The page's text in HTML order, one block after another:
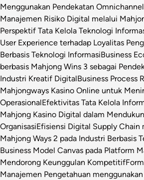
Menggunakan Pendekatan
Manajemen Risiko Digital melalui
Perspektif Tata Kelola Teknologi
User Experience terhadap Loyalitas
Berbasis Teknologi InformasiBusiness
berbasis Mahjong Wins 3 sebagai
Industri Kreatif DigitalBusiness Process
Mahjongways Kasino Online untuk
OperasionalEfektivitas Tata Kelola
Mahjong Kasino Digital dalam
OrganisasiEfisiensi Digital Supply Chain
Mahjong Ways 2 pada Industri Berbasis
Business Model Canvas pada Platform
Mendorong Keunggulan Kompetitif
Manajemen Pengetahuan